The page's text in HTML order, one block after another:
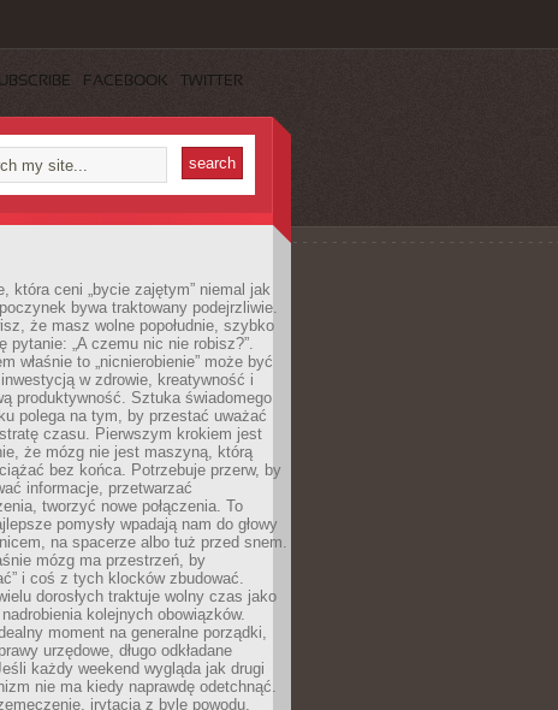
FACEBOOK TWITTER
która ceni „bycie zajętym” niemal jak
bywa traktowany podejrzliwie.
że masz wolne popołudnie, szybko
pytanie: „A czemu nic nie robisz?”.
właśnie to „nicnierobienie” może być
w zdrowie, kreatywność i
produktywność. Sztuka świadomego
polega na tym, by przestać uważać
czasu. Pierwszym krokiem jest
że mózg nie jest maszyną, którą
bez końca. Potrzebuje przerw, by
informacje, przetwarzać
tworzyć nowe połączenia. To
pomysły wpadają nam do głowy
na spacerze albo tuż przed snem.
mózg ma przestrzeń, by
i coś z tych klocków zbudować.
dorosłych traktuje wolny czas jako
kolejnych obowiązków.
moment na generalne porządki,
urzędowe, długo odkładane
każdy weekend wygląda jak drugi
nie ma kiedy naprawdę odetchnąć.
irytacja z byle powodu,